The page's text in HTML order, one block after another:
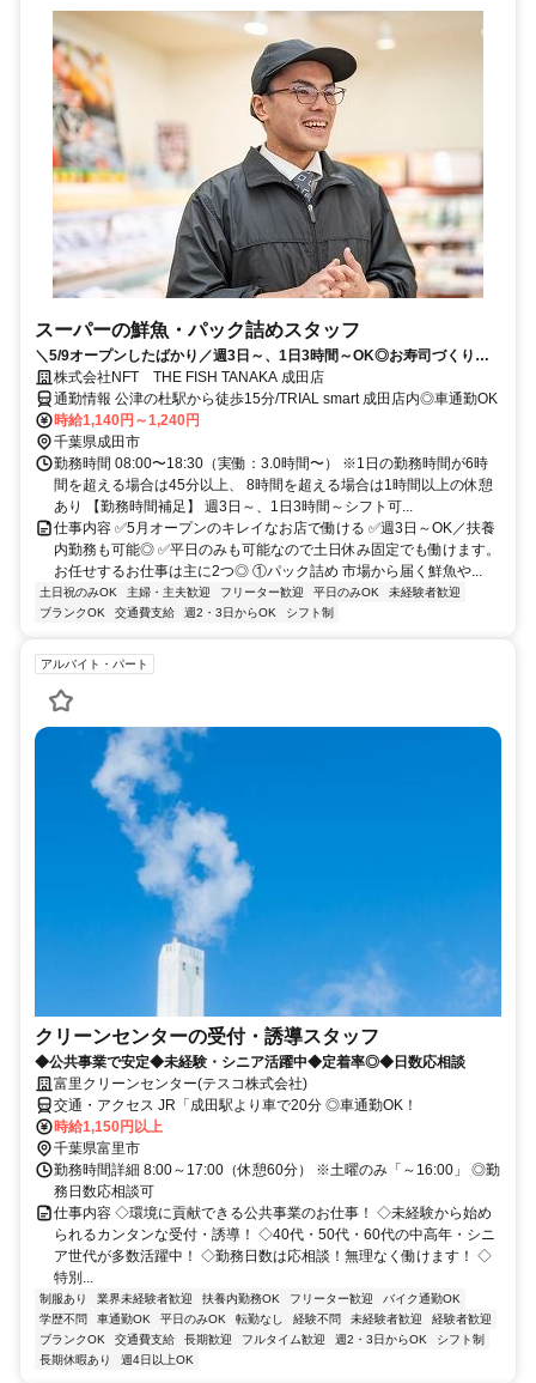
スーパーの鮮魚・パック詰めスタッフ
＼5/9オープンしたばかり／週3日～、1日3時間～OK◎お寿司づくりや
パック詰めのお仕事など◆日祝は時給100円UP
株式会社NFT THE FISH TANAKA 成田店
通勤情報 公津の杜駅から徒歩15分/TRIAL smart 成田店内◎車通勤OK
時給1,140円～1,240円
千葉県成田市
勤務時間 08:00〜18:30（実働：3.0時間〜） ※1日の勤務時間が6時
間を超える場合は45分以上、 8時間を超える場合は1時間以上の休憩
あり 【勤務時間補足】 週3日～、1日3時間～シフト可...
仕事内容 ✅5月オープンのキレイなお店で働ける ✅週3日～OK／扶養
内勤務も可能◎ ✅平日のみも可能なので土日休み固定でも働けます。
お任せするお仕事は主に2つ◎ ①パック詰め 市場から届く鮮魚や...
土日祝のみOK 主婦・主夫歓迎 フリーター歓迎 平日のみOK
未経験者歓迎
ブランクOK
交通費支給 週2・3日からOK シフト制
アルバイト・パート
クリーンセンターの受付・誘導スタッフ
◆公共事業で安定◆未経験・シニア活躍中◆定着率◎◆日数応相談
富里クリーンセンター(テスコ株式会社)
交通・アクセス JR「成田駅より車で20分 ◎車通勤OK！
時給1,150円以上
千葉県富里市
勤務時間詳細 8:00～17:00（休憩60分） ※土曜のみ「～16:00」 ◎勤
務日数応相談可
仕事内容 ◇環境に貢献できる公共事業のお仕事！ ◇未経験から始め
られるカンタンな受付・誘導！ ◇40代・50代・60代の中高年・シニ
ア世代が多数活躍中！ ◇勤務日数は応相談！無理なく働けます！ ◇
特別...
制服あり 業界未経験者歓迎 扶養内勤務OK フリーター歓迎
バイク通勤OK
学歴不問
車通勤OK 平日のみOK 転勤なし 経験不問 未経験者歓迎
経験者歓迎
ブランクOK
交通費支給 長期歓迎 フルタイム歓迎 週2・3日からOK
シフト制
長期休暇あり
週4日以上OK